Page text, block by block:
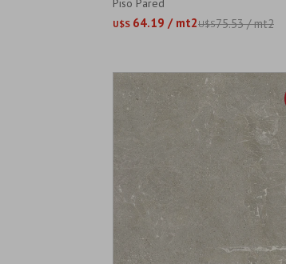
Piso Pared
U$S 64.19 / mt2U$S75.53 / mt2